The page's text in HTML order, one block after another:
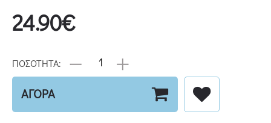
24.90€
ΠΟΣΟΤΗΤΑ:
ΑΓΟΡΑ